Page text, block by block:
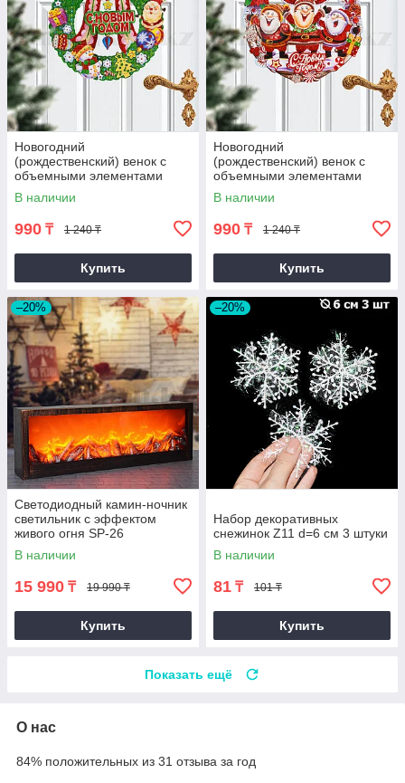
Новогодний
(рождественский) венок с
объемными элементами
d=30 Колокол
В наличии
990 ₸ 1 240 ₸
Купить
Новогодний
(рождественский) венок с
объемными элементами
d=30 Три Санты
В наличии
990 ₸ 1 240 ₸
Купить
–20%
Светодиодный камин-ночник
светильник с эффектом
живого огня SP-26
В наличии
15 990 ₸ 19 990 ₸
Купить
–20%
Набор декоративных
снежинок Z11 d=6 см 3 штуки
В наличии
81 ₸ 101 ₸
Купить
Показать ещё
О нас
84% положительных из 31 отзыва за год